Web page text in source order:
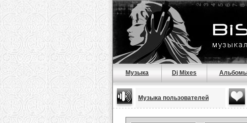
Музыка Dj Mixes
Музыка пользователей